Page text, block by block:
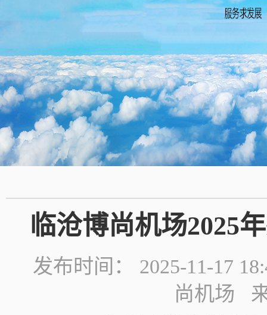
临沧博尚机场2025
发布时间： 2025-11-17
尚机场